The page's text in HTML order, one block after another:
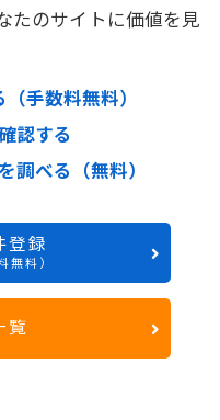
たのサイトに価値を見
手数料無料）
認する
調べる（無料）
登録
無料）
覧